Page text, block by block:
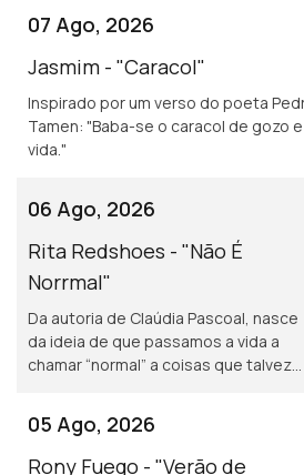
07 Ago, 2026
Jasmim - "Caracol"
Inspirado por um verso do poeta Pedro
Tamen: "Baba-se o caracol de gozo e
vida."
06 Ago, 2026
Rita Redshoes - "Não É
Norrmal"
Da autoria de Claúdia Pascoal, nasce
da ideia de que passamos a vida a
chamar “normal” a coisas que talvez
05 Ago, 2026
Rony Fuego - "Verão de